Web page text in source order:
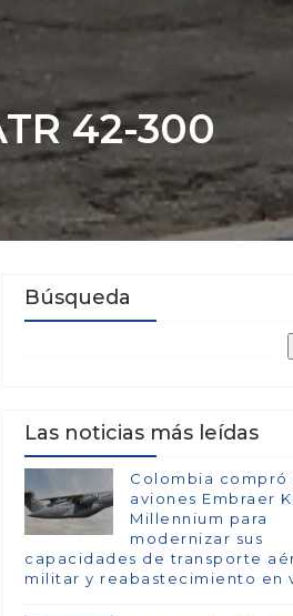
42-300
Búsqueda
Las noticias más leídas
Colombia compró
aviones Embraer
Millennium para
modernizar sus
capacidades de transporte
militar y reabastecimiento en